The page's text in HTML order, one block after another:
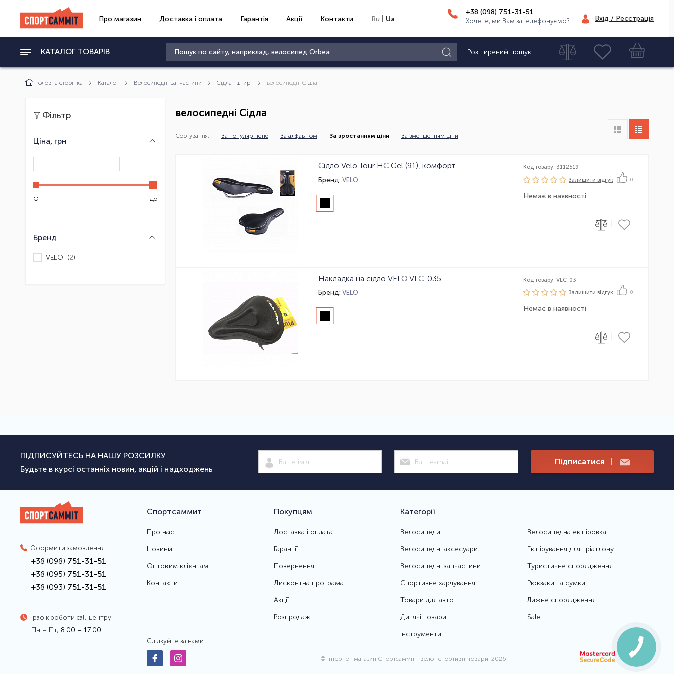
Про магазин Доставка і оплата Гарантія Акції Контакти Ru Ua
+38 (098) 751-31-51
Хочете, ми Вам зателефонуємо? Вхід / Реєстрація
КАТАЛОГ ТОВАРІВ Розширений пошук
Головна сторінка Каталог Велосипедні запчастини Сідла і штирі велосипедні Сідла
Фільтр
Ціна, грн
От До
Бренд
VELO (2)
велосипедні Сідла
Сортування: За популярністю За алфавітом За зростанням ціни За зменшенням ціни
Сідло Velo Tour HC Gel (91), комфорт
Бренд: VELO
Код товару: 3112519
Залишити вiдгук
0
Немає в наявності
Накладка на сідло VELO VLC-035
Бренд: VELO
Код товару: VLC-03
Залишити вiдгук
0
Немає в наявності
ПІДПИСУЙТЕСЬ НА НАШУ РОЗСИЛКУ
Будьте в курсі останніх новин, акцій і надходжень
Підписатися |
Оформити замовлення
+38 (098) 751-31-51
+38 (095) 751-31-51
+38 (093) 751-31-51
Графік роботи call-центру:
Пн – Пт, 8:00 – 17:00
Спортсаммит
Про нас
Новини
Оптовим клієнтам
Контакти
Покупцям
Доставка і оплата
Гарантії
Повернення
Дисконтна програма
Акції
Розпродаж
Категорії
Велосипеди
Велосипедні аксесуари
Велосипедні запчастини
Спортивне харчування
Товари для авто
Дитячі товари
Інструменти
Велосипедна екіпіровка
Екіпірування для тріатлону
Туристичне спорядження
Рюкзаки та сумки
Лижне спорядження
Sale
Слідкуйте за нами:
© Інтернет-магазин Спортсамміт - вело і спортивні товари, 2026